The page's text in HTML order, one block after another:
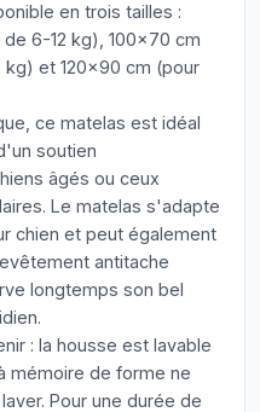
en trois tailles :
6-12 kg), 100x70 cm
kg) et 120x90 cm (pour
ce matelas est idéal
soutien
âgés ou ceux
Le matelas s'adapte
chien et peut également
antitache
longtemps son bel
: la housse est lavable
mémoire de forme ne
Pour une durée de